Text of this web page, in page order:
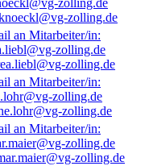
zolling.de
zolling.de
zolling.de
zolling.de